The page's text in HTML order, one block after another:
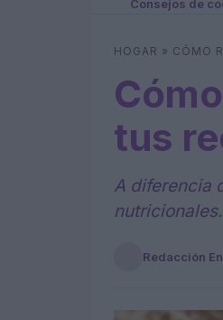
Consejos de
HOGAR » CÓMO
tus
A diferencia
nutricionales.
Redacción